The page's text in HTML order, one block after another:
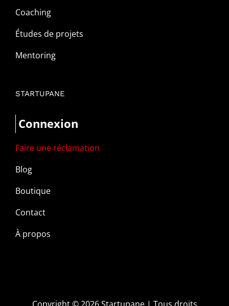
Coaching
Études de projets
Mentoring
STARTUPANE
Connexion
Faire une réclamation
Blog
Boutique
Contact
À propos